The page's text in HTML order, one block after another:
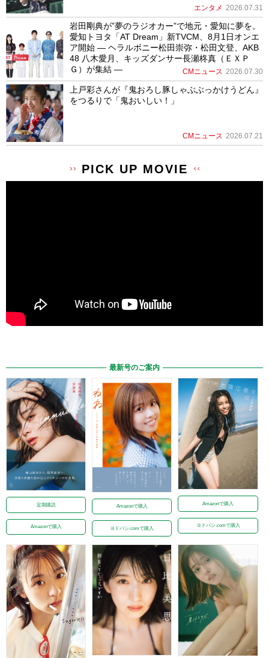
エンタメ 2026.07.31
岩田剛典が”夢のラジオカー”で地元・愛知に夢を。
愛知トヨタ「AT Dream」新TVCM、8月1日オンエ
ア開始 ― ヘラルボニー松田崇弥・松田文登、AKB
48 八木愛月、キッズダンサー長瀬柊真（ＥＸＰ
Ｇ）が集結 ―
CMニュース 2026.07.30
上戸彩さんが『鬼おろし豚しゃぶぶっかけうどん』
をつるりで「鬼おいしい！」
CMニュース 2026.07.21
PICK UP MOVIE
最新号のご案内
定期購読
Amazonで購入
Amazonで購入
ヨドバシ.comで購入
Amazonで購入
ヨドバシ.comで購入